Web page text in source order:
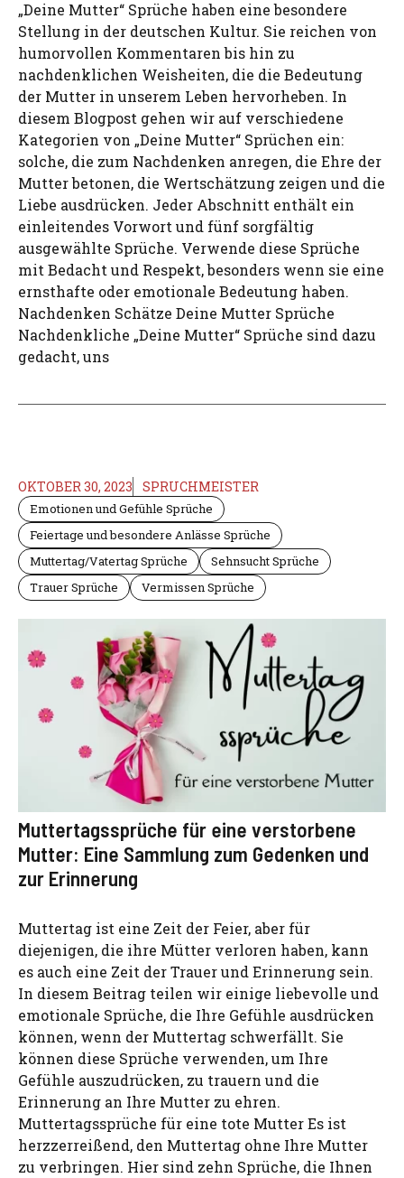
„Deine Mutter“ Sprüche haben eine besondere
Stellung in der deutschen Kultur. Sie reichen von
humorvollen Kommentaren bis hin zu
nachdenklichen Weisheiten, die die Bedeutung
der Mutter in unserem Leben hervorheben. In
diesem Blogpost gehen wir auf verschiedene
Kategorien von „Deine Mutter“ Sprüchen ein:
solche, die zum Nachdenken anregen, die Ehre der
Mutter betonen, die Wertschätzung zeigen und die
Liebe ausdrücken. Jeder Abschnitt enthält ein
einleitendes Vorwort und fünf sorgfältig
ausgewählte Sprüche. Verwende diese Sprüche
mit Bedacht und Respekt, besonders wenn sie eine
ernsthafte oder emotionale Bedeutung haben.
Nachdenken Schätze Deine Mutter Sprüche
Nachdenkliche „Deine Mutter“ Sprüche sind dazu
gedacht, uns
OKTOBER 30, 2023 SPRUCHMEISTER
Emotionen und Gefühle Sprüche
Feiertage und besondere Anlässe Sprüche
Muttertag/Vatertag Sprüche
Sehnsucht Sprüche
Trauer Sprüche
Vermissen Sprüche
Muttertagssprüche für eine verstorbene
Mutter: Eine Sammlung zum Gedenken und
zur Erinnerung
Muttertag ist eine Zeit der Feier, aber für
diejenigen, die ihre Mütter verloren haben, kann
es auch eine Zeit der Trauer und Erinnerung sein.
In diesem Beitrag teilen wir einige liebevolle und
emotionale Sprüche, die Ihre Gefühle ausdrücken
können, wenn der Muttertag schwerfällt. Sie
können diese Sprüche verwenden, um Ihre
Gefühle auszudrücken, zu trauern und die
Erinnerung an Ihre Mutter zu ehren.
Muttertagssprüche für eine tote Mutter Es ist
herzzerreißend, den Muttertag ohne Ihre Mutter
zu verbringen. Hier sind zehn Sprüche, die Ihnen